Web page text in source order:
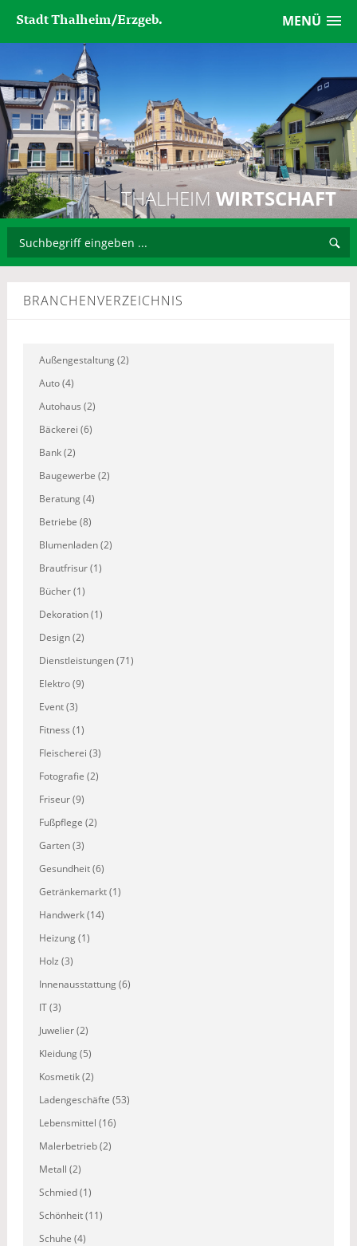
MENÜ
Stadt Thalheim/Erzgeb.
THALHEIM WIRTSCHAFT
BRANCHENVERZEICHNIS
Außengestaltung (2)
Auto (4)
Autohaus (2)
Bäckerei (6)
Bank (2)
Baugewerbe (2)
Beratung (4)
Betriebe (8)
Blumenladen (2)
Brautfrisur (1)
Bücher (1)
Dekoration (1)
Design (2)
Dienstleistungen (71)
Elektro (9)
Event (3)
Fitness (1)
Fleischerei (3)
Fotografie (2)
Friseur (9)
Fußpflege (2)
Garten (3)
Gesundheit (6)
Getränkemarkt (1)
Handwerk (14)
Heizung (1)
Holz (3)
Innenausstattung (6)
IT (3)
Juwelier (2)
Kleidung (5)
Kosmetik (2)
Ladengeschäfte (53)
Lebensmittel (16)
Malerbetrieb (2)
Metall (2)
Schmied (1)
Schönheit (11)
Schuhe (4)